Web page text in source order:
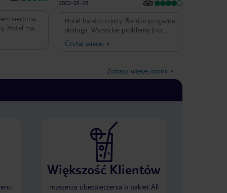
że
sierpnia,
Hotel ma
sobą.
była
ręce
na
kolegi
ustnej i
Pokoje
2022-05-28
Hotel bardzo czysty. Bardzo przyjazna
obsługa. Wszystkie problemy (np.
dostęp do Internetu) rozwiązywane
bardzo sprawnie. Bardzo dobra
traktującego hotel jako bazę
wypadową do Barcelony - 4 minuty
określiłbym je terminem jadalne i
Zdecydowanie za mało. Hotel idealny
na bazę wypadową.
Czytaj więcej »
Zobacz więcej opinii »
Większość Klientów
rozszerza ubezpieczenia o pakiet All